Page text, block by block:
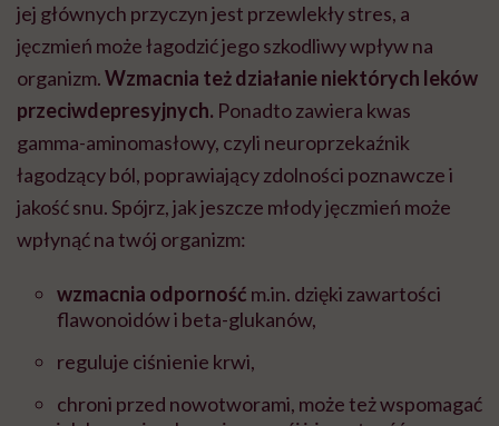
jej głównych przyczyn jest przewlekły stres, a
jęczmień może łagodzić jego szkodliwy wpływ na
organizm.Wzmacnia też działanie niektórych leków
przeciwdepresyjnych. Ponadto zawiera kwas
gamma-aminomasłowy, czyli neuroprzekaźnik
łagodzący ból, poprawiający zdolności poznawcze i
jakość snu. Spójrz, jak jeszcze młody jęczmień może
wpłynąć na twój organizm:
wzmacnia odporność m.in. dzięki zawartości
flawonoidów i beta-glukanów,
reguluje ciśnienie krwi,
chroni przed nowotworami, może też wspomagać